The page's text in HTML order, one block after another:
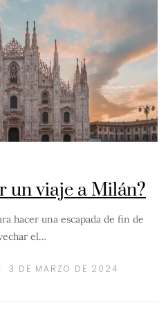
un viaje a Milán?
hacer una escapada de fin de
el…
3 DE MARZO DE 2024